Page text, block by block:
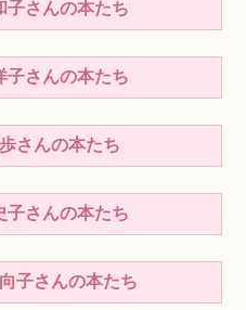
さんの本たち
さんの本たち
さんの本たち
さんの本たち
子さんの本たち